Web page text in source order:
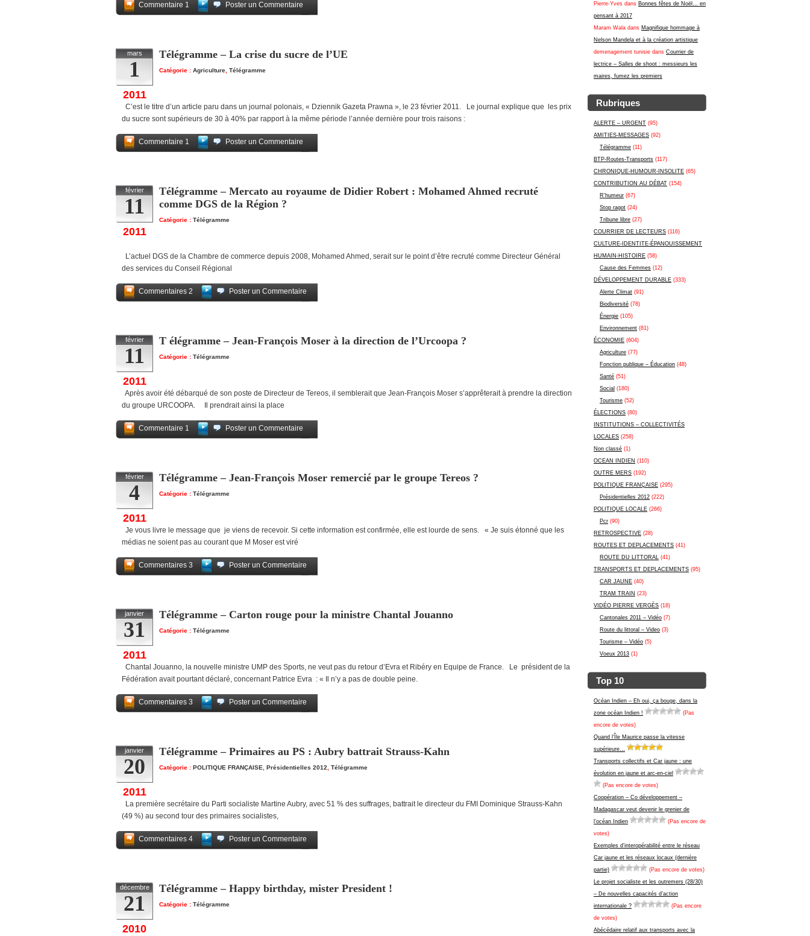
Pierre-Yves dans Bonnes fêtes de Noël… en
pensant à 2017
Maram Wala dans Magnifique hommage à
Nelson Mandela et à la création artistique
demenagement tunisie dans Courrier de
lectrice – Salles de shoot : messieurs les
maires, fumez les premiers
Rubriques
ALERTE – URGENT (95)
AMITIES-MESSAGES (92)
Télégramme (11)
BTP-Routes-Transports (117)
CHRONIQUE-HUMOUR-INSOLITE (65)
CONTRIBUTION AU DÉBAT (154)
R'humeur (67)
Stop ragot (24)
Tribune libre (27)
COURRIER DE LECTEURS (116)
CULTURE-IDENTITE-ÉPANOUISSEMENT
HUMAIN-HISTOIRE (58)
Cause des Femmes (12)
DÉVELOPPEMENT DURABLE (333)
Alerte Climat (91)
Biodiversité (78)
Énergie (105)
Environnement (81)
ÉCONOMIE (604)
Agriculture (77)
Fonction publique – Éducation (48)
Santé (51)
Social (180)
Tourisme (52)
ÉLECTIONS (80)
INSTITUTIONS – COLLECTIVITÉS
LOCALES (258)
Non classé (1)
OCEAN INDIEN (110)
OUTRE MERS (192)
POLITIQUE FRANÇAISE (295)
Présidentielles 2012 (222)
POLITIQUE LOCALE (266)
Pcr (90)
RETROSPECTIVE (28)
ROUTES ET DEPLACEMENTS (41)
ROUTE DU LITTORAL (41)
TRANSPORTS ET DEPLACEMENTS (95)
CAR JAUNE (40)
TRAM TRAIN (23)
VIDÉO PIERRE VERGÈS (18)
Cantonales 2011 – Vidéo (7)
Route du littoral – Video (3)
Tourisme – Vidéo (5)
Voeux 2013 (1)
Top 10
Océan Indien – Eh oui, ça bouge, dans la
zone océan Indien !
(Pas
encore de votes)
Quand l’Île Maurice passe la vitesse
supérieure…
Transports collectifs et Car jaune : une
évolution en jaune et arc-en-ciel
(Pas encore de votes)
Coopération – Co développement –
Madagascar veut devenir le grenier de
l’océan Indien
(Pas encore de
votes)
Exemples d’interopérabilité entre le réseau
Car jaune et les réseaux locaux (dernière
partie)
(Pas encore de votes)
Le projet socialiste et les outremers (28/30)
– De nouvelles capacités d’action
internationale ?
(Pas encore
de votes)
Abécédaire relatif aux transports avec la
Commentaire 1
Poster un Commentaire
mars
1
2011
Télégramme – La crise du sucre de l’UE
Catégorie : Agriculture Télégramme
C’est le titre d’un article paru dans un journal polonais, « Dziennik Gazeta Prawna », le 23 février 2011. Le journal explique que les prix
du sucre sont supérieurs de 30 à 40% par rapport à la même période l’année dernière pour trois raisons :
Commentaire 1
Poster un Commentaire
février
11
2011
Télégramme – Mercato au royaume de Didier Robert : Mohamed Ahmed recruté
comme DGS de la Région ?
Catégorie : Télégramme
L’actuel DGS de la Chambre de commerce depuis 2008, Mohamed Ahmed, serait sur le point d’être recruté comme Directeur Général
des services du Conseil Régional
Commentaires 2
Poster un Commentaire
février
11
2011
T élégramme – Jean-François Moser à la direction de l’Urcoopa ?
Catégorie : Télégramme
Après avoir été débarqué de son poste de Directeur de Tereos, il semblerait que Jean-François Moser s’apprêterait à prendre la direction
du groupe URCOOPA. Il prendrait ainsi la place
Commentaire 1
Poster un Commentaire
février
4
2011
Télégramme – Jean-François Moser remercié par le groupe Tereos ?
Catégorie : Télégramme
Je vous livre le message que je viens de recevoir. Si cette information est confirmée, elle est lourde de sens. « Je suis étonné que les
médias ne soient pas au courant que M Moser est viré
Commentaires 3
Poster un Commentaire
janvier
31
2011
Télégramme – Carton rouge pour la ministre Chantal Jouanno
Catégorie : Télégramme
Chantal Jouanno, la nouvelle ministre UMP des Sports, ne veut pas du retour d’Evra et Ribéry en Equipe de France. Le président de la
Fédération avait pourtant déclaré, concernant Patrice Evra : « Il n’y a pas de double peine.
Commentaires 3
Poster un Commentaire
janvier
20
2011
Télégramme – Primaires au PS : Aubry battrait Strauss-Kahn
Catégorie : POLITIQUE FRANÇAISE Présidentielles 2012 Télégramme
La première secrétaire du Parti socialiste Martine Aubry, avec 51 % des suffrages, battrait le directeur du FMI Dominique Strauss-Kahn
(49 %) au second tour des primaires socialistes,
Commentaires 4
Poster un Commentaire
décembre
21
2010
Télégramme – Happy birthday, mister President !
Catégorie : Télégramme